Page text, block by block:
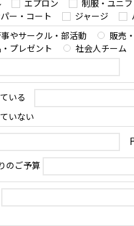
エプロン 制服・ユニ
ー・コート
ジャージ
やサークル・部活動 販売
プレゼント
社会人チーム
いる
いない
のご予算